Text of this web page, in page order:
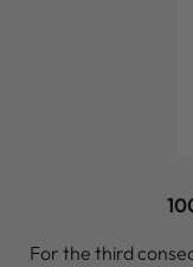
For the third